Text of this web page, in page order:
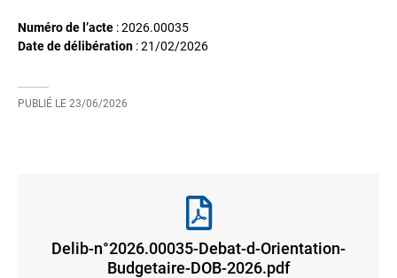
Numéro de l’acte : 2026.00035
Date de délibération :21/02/2026
PUBLIÉ LE 23/06/2026
Delib-n°2026.00035-Debat-d-Orientation-
Budgetaire-DOB-2026.pdf